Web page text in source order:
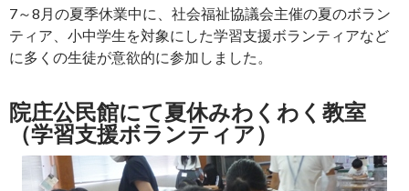
7～8月の夏季休業中に、社会福祉協議会主催の夏のボラン
ティア、小中学生を対象にした学習支援ボランティアなど
に多くの生徒が意欲的に参加しました。
院庄公民館にて夏休みわくわく教室
（学習支援ボランティア）